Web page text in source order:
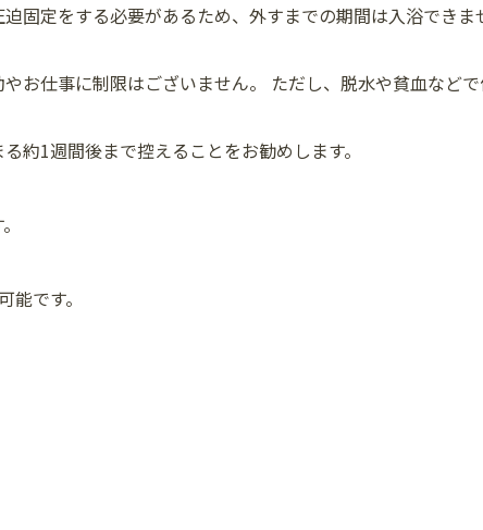
固定をする必要があるため、外すまでの期間は入浴でき
お仕事に制限はございません。 ただし、脱水や貧血など
約1週間後まで控えることをお勧めします。
です。